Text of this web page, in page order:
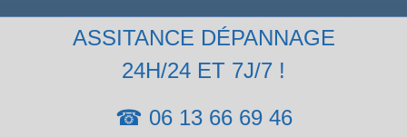
ASSITANCE DÉPANNAGE
24H/24 ET 7J/7 !
☎ 06 13 66 69 46